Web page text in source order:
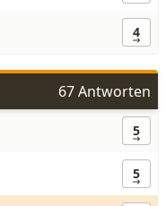
4
67 Antworten
5
5